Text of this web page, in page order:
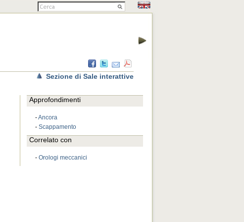
Sezione di Sale interattive
Approfondimenti
-Ancora
- Scappamento
Correlato con
- Orologi meccanici